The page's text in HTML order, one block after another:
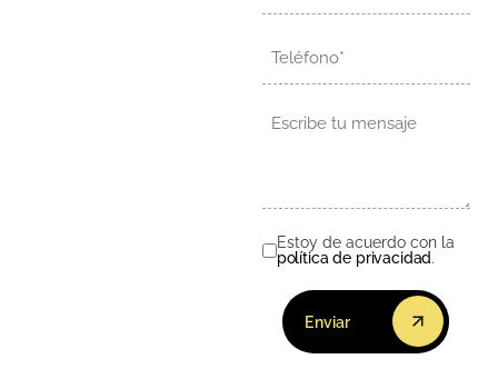
Consentimiento
Estoy de acuerdo con la
política de privacidad.
Enviar